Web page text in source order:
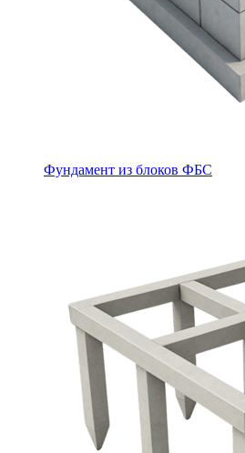
Фундамент из блоков ФБС